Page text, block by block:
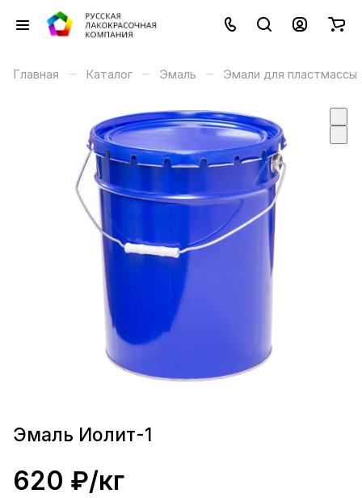
Главная – Каталог – Эмаль – Эмали для пластмассы
Эмаль Иолит-1
620 ₽/кг